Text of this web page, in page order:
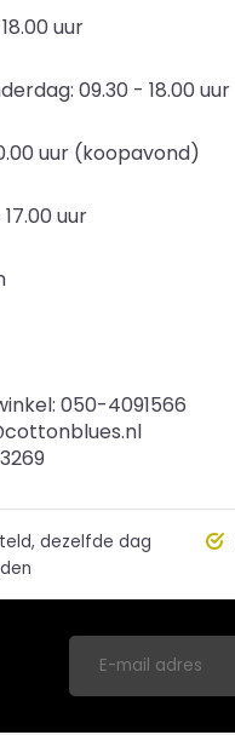
uur
09.30 - 18.00 uur
uur (koopavond)
uur
050-4091566
dezelfde dag